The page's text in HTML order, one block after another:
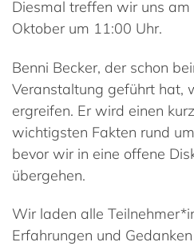
Diesmal treffen wir uns
Oktober um 11:00 Uhr.
Benni Becker, der schon
Veranstaltung geführt hat,
ergreifen. Er wird einen
wichtigsten Fakten rund
bevor wir in eine offene
übergehen.
Wir laden alle
Erfahrungen und